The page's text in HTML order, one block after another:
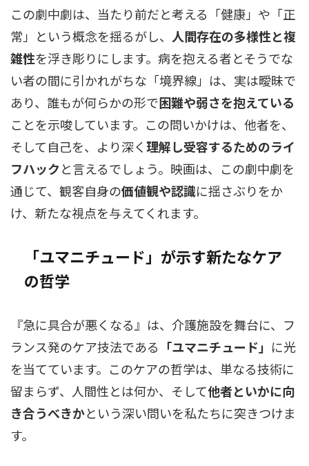
この劇中劇は、当たり前だと考える「健康」や「正
常」という概念を揺るがし、 人間存在の多様性と複
雑性を浮き彫りにします。病を抱える者とそうでな
い者の間に引かれがちな「境界線」は、実は曖昧で
あり、誰もが何らかの形で困難や弱さを抱えている
ことを示唆しています。この問いかけは、他者を、
そして自己を、より深く 理解し受容するためのライ
フハックと言えるでしょう。映画は、この劇中劇を
通じて、観客自身の価値観や認識に揺さぶりをか
け、新たな視点を与えてくれます。
「ユマニチュード」が示す新たなケア
の哲学
『急に具合が悪くなる』は、介護施設を舞台に、フ
ランス発のケア技法である 「ユマニチュード」 に光
を当てています。このケアの哲学は、単なる技術に
留まらず、人間性とは何か、そして他者といかに向
き合うべきかという深い問いを私たちに突きつけま
す。